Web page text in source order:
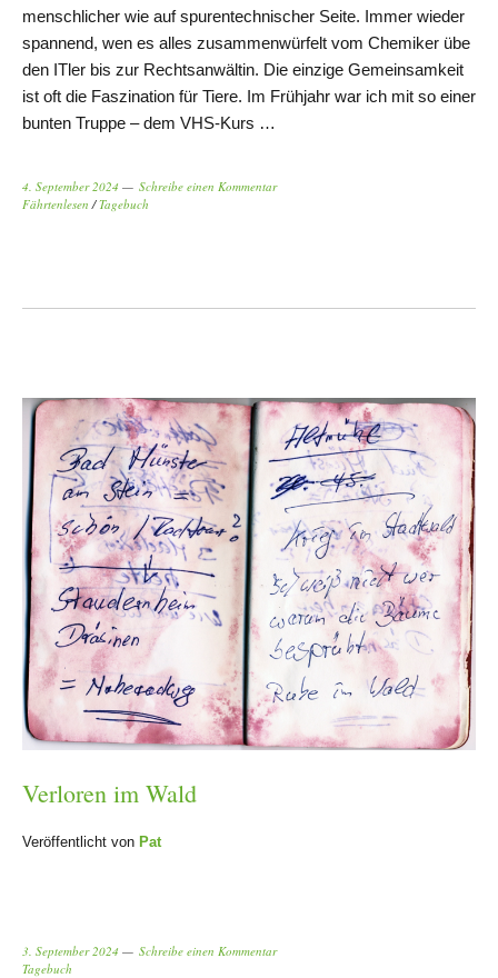
menschlicher wie auf spurentechnischer Seite. Immer wieder
spannend, wen es alles zusammenwürfelt vom Chemiker übe
den ITler bis zur Rechtsanwältin. Die einzige Gemeinsamkeit
ist oft die Faszination für Tiere. Im Frühjahr war ich mit so einer
bunten Truppe – dem VHS-Kurs …
4. September 2024
Schreibe einen Kommentar
Fährtenlesen /Tagebuch
Verloren im Wald
Veröffentlicht von Pat
3. September 2024
Schreibe einen Kommentar
Tagebuch